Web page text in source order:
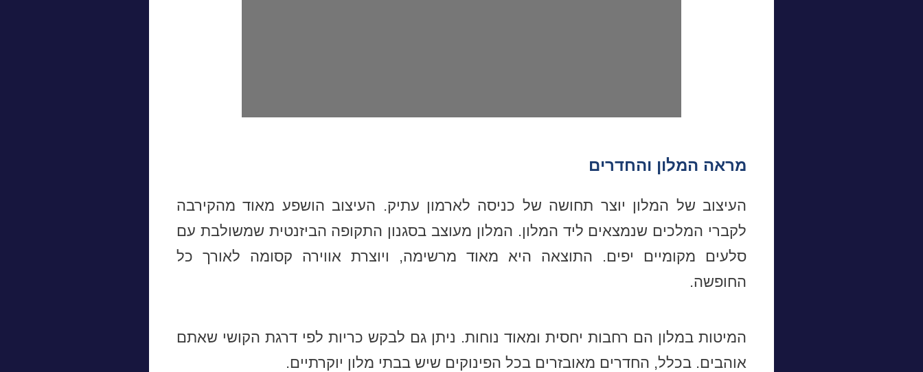
מראה המלון והחדרים
העיצוב של המלון יוצר תחושה של כניסה לארמון עתיק. העיצוב הושפע מאוד מהקירבה
לקברי המלכים שנמצאים ליד המלון. המלון מעוצב בסגנון התקופה הביזנטית שמשולבת עם
סלעים מקומיים יפים. התוצאה היא מאוד מרשימה, ויוצרת אווירה קסומה לאורך כל
החופשה.
המיטות במלון הם רחבות יחסית ומאוד נוחות. ניתן גם לבקש כריות לפי דרגת הקושי שאתם
אוהבים. בכלל, החדרים מאובזרים בכל הפינוקים שיש בבתי מלון יוקרתיים.